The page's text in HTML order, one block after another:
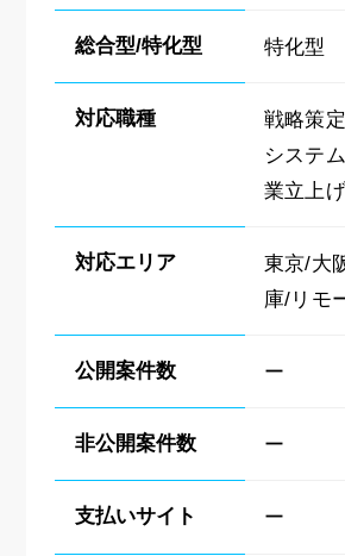
総合型/特化型 特化型
対応職種
戦略策
システ
業立上
対応エリア
東京/大
庫/リモ
公開案件数 ー
非公開案件数 ー
支払いサイト ー